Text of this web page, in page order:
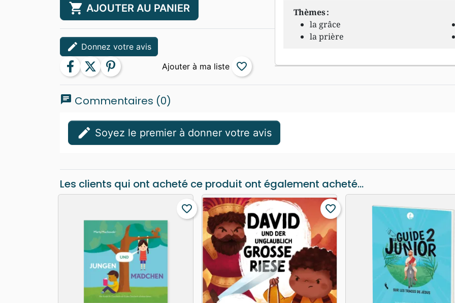
Thèmes :
la grâce
la prière
shopping_cart AJOUTER AU PANIER
edit Donnez votre avis
facebook twitter pinterest favorite_border
chat Commentaires (0)
edit Soyez le premier à donner votre avis
Les clients qui ont acheté ce produit ont également acheté...
favorite_border favorite_border